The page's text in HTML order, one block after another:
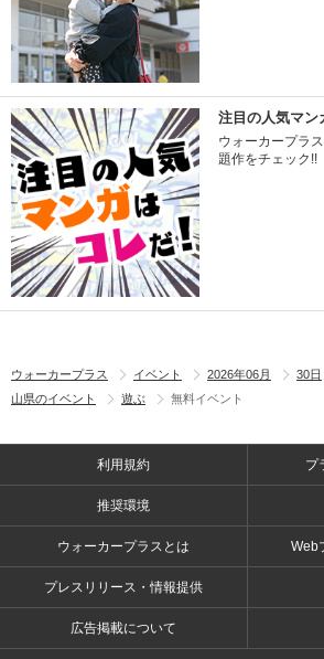
注目の人気マン
ウォーカープラ
題作をチェック!!
ウォーカープラス イベント 2026年06月 30日
山県のイベント
遊ぶ 無料イベント
利用規約 プ
推奨環境
ウォーカープラスとは Web
プレスリリース・情報提供
広告掲載について